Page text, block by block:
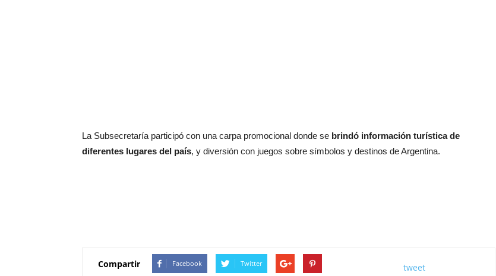
La Subsecretaría participó con una carpa promocional donde se brindó información turística de
diferentes lugares del país, y diversión con juegos sobre símbolos y destinos de Argentina.
Compartir Facebook Twitter tweet